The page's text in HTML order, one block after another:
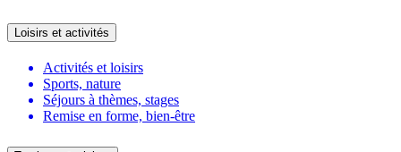
Loisirs et activités
Activités et loisirs
Sports, nature
Séjours à thèmes, stages
Remise en forme, bien-être